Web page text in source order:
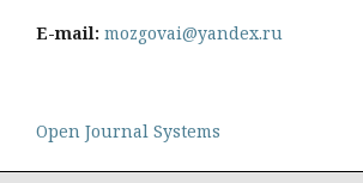
E-mail: mozgovai@yandex.ru
Open Journal Systems